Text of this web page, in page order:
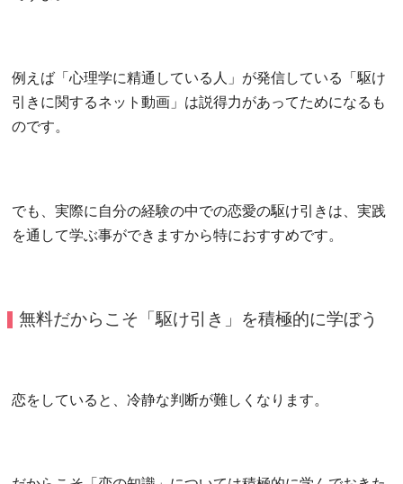
例えば「心理学に精通している人」が発信している「駆け
引きに関するネット動画」は説得力があってためになるも
のです。
でも、実際に自分の経験の中での恋愛の駆け引きは、実践
を通して学ぶ事ができますから特におすすめです。
無料だからこそ「駆け引き」を積極的に学ぼう
恋をしていると、冷静な判断が難しくなります。